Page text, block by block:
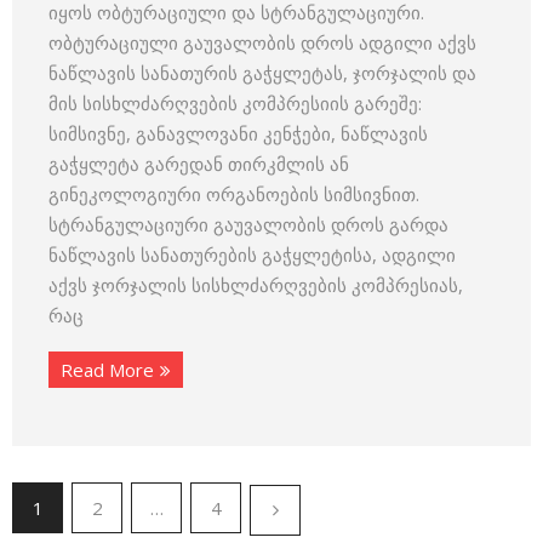
იყოს ობტურაციული და სტრანგულაციური.
ობტურაციული გაუვალობის დროს ადგილი აქვს
ნაწლავის სანათურის გაჭყლეტას, ჯორჯალის და
მის სისხლძარღვების კომპრესიის გარეშე:
სიმსივნე, განავლოვანი კენჭები, ნაწლავის
გაჭყლეტა გარედან თირკმლის ან
გინეკოლოგიური ორგანოების სიმსივნით.
სტრანგულაციური გაუვალობის დროს გარდა
ნაწლავის სანათურების გაჭყლეტისა, ადგილი
აქვს ჯორჯალის სისხლძარღვების კომპრესიას,
რაც
Read More
1 2 … 4